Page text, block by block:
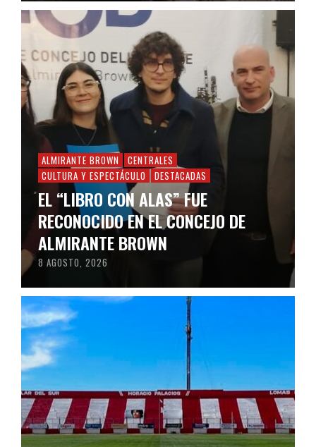
ALMIRANTE BROWN
CENTRALES
CULTURA Y ESPECTÁCULO
DESTACADAS
EL “LIBRO CON ALAS” FUE
RECONOCIDO EN EL CONCEJO DE
ALMIRANTE BROWN
8 AGOSTO, 2026